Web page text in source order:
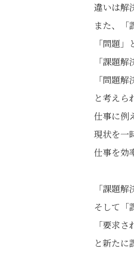
違いは解
また、「
「問題
「課題
「問題
と考えら
仕事に例
現状を一
仕事を効
「課題
そして「
「要求
と新たに